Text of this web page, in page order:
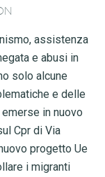
assistenza
e abusi in
solo alcune
e delle
in nuovo
Cpr di Via
progetto Ue
i migranti